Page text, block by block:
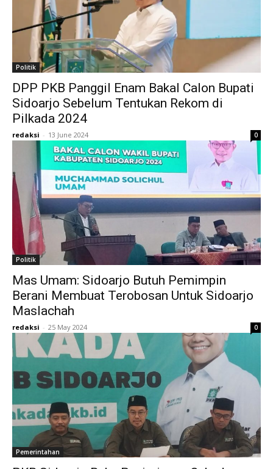
Politik
DPP PKB Panggil Enam Bakal Calon Bupati
Sidoarjo Sebelum Tentukan Rekom di
Pilkada 2024
redaksi - 13 June 2024 0
Politik
Mas Umam: Sidoarjo Butuh Pemimpin
Berani Membuat Terobosan Untuk Sidoarjo
Maslachah
redaksi - 25 May 2024 0
Pemerintahan